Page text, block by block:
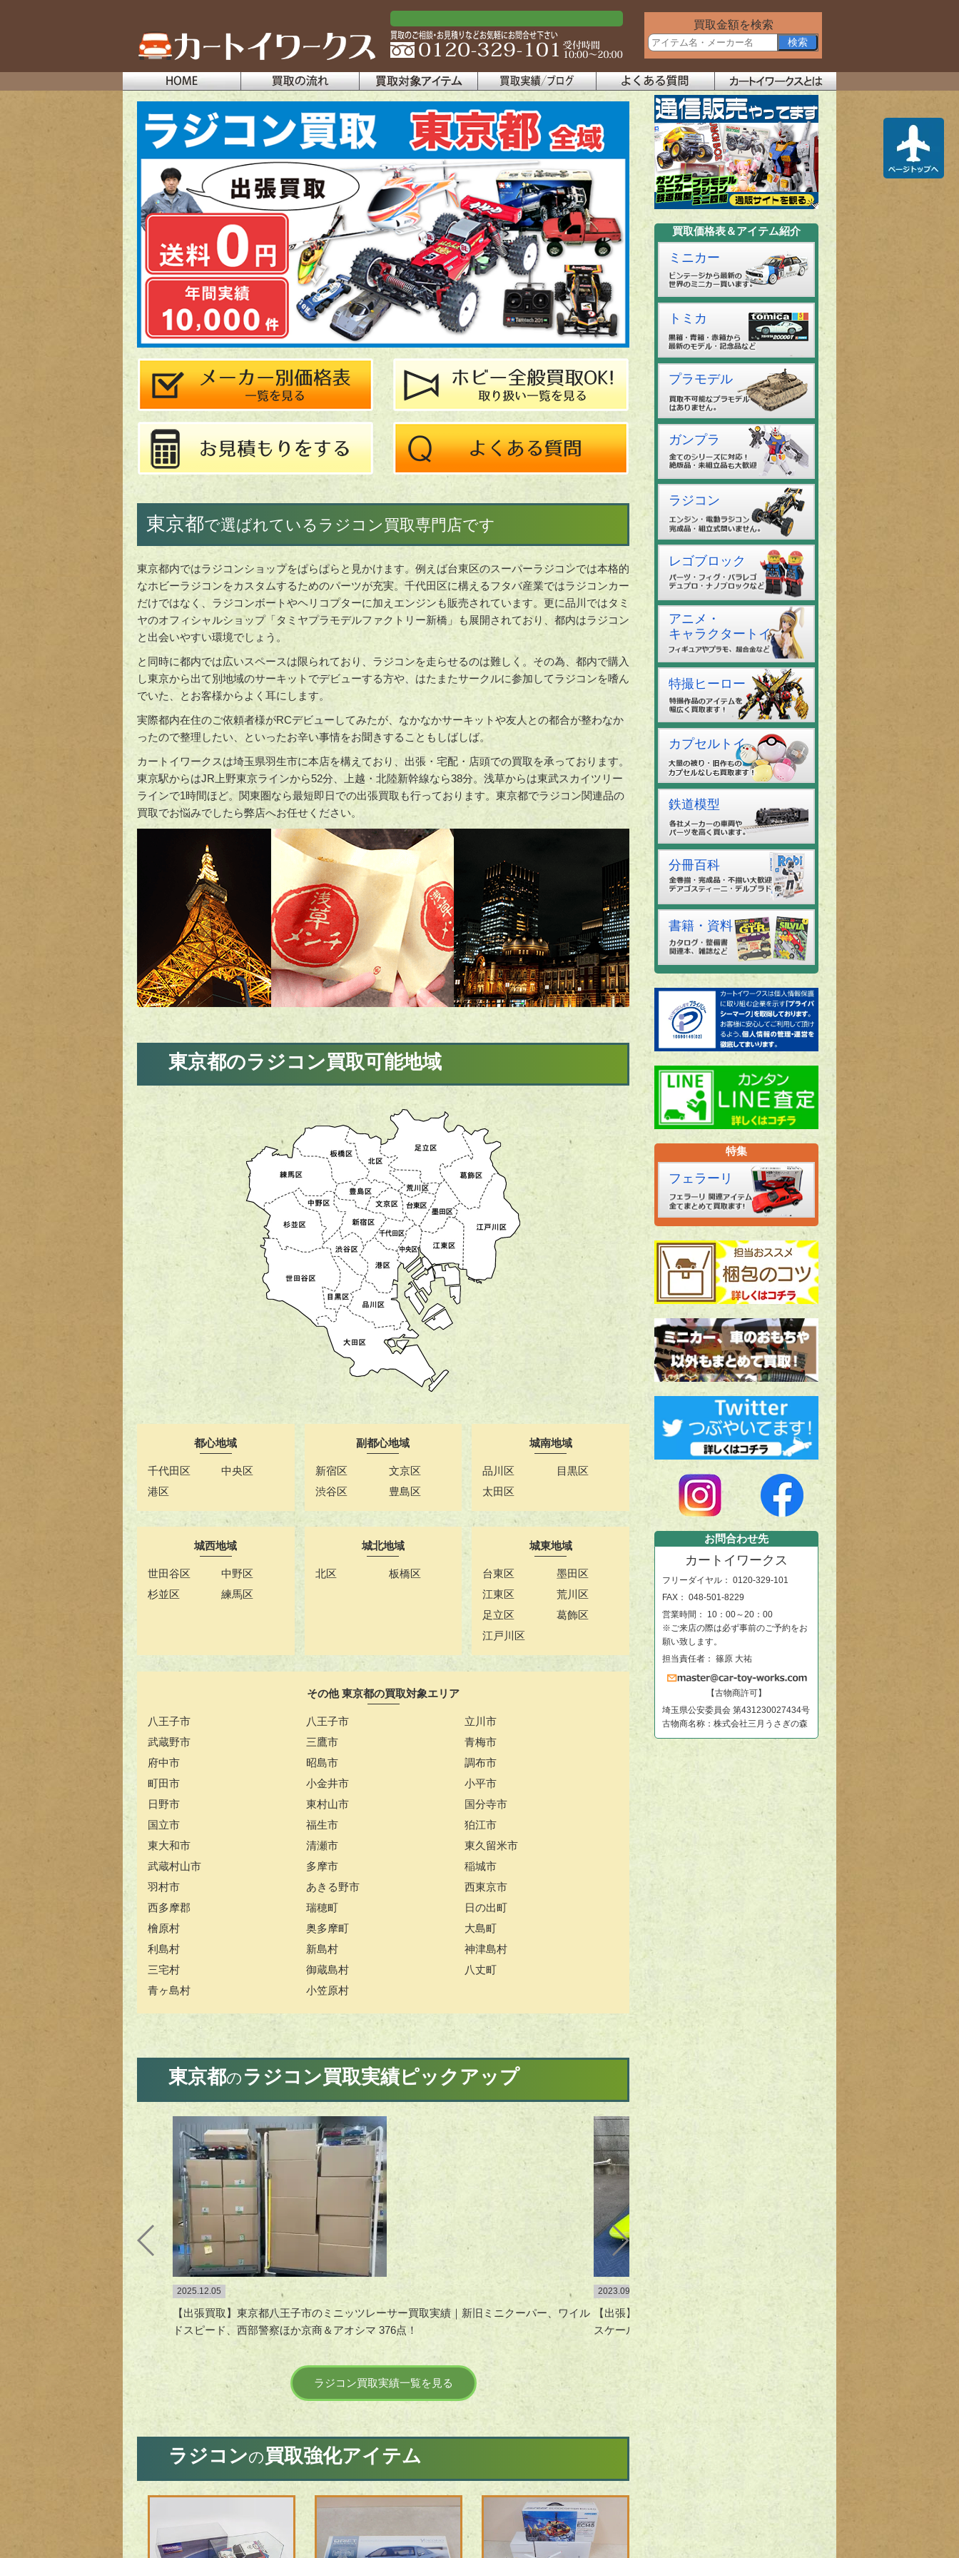
買取金額を検索
東京都で選ばれているラジコン買取専門店です
東京都内ではラジコンショップをぱらぱらと見かけます。例えば台東区のスーパーラジコンでは本格的
なホビーラジコンをカスタムするためのパーツが充実。千代田区に構えるフタバ産業ではラジコンカー
だけではなく、ラジコンボートやヘリコプターに加えエンジンも販売されています。更に品川ではタミ
ヤのオフィシャルショップ「タミヤプラモデルファクトリー新橋」も展開されており、都内はラジコン
と出会いやすい環境でしょう。
と同時に都内では広いスペースは限られており、ラジコンを走らせるのは難しく。その為、都内で購入
し東京から出て別地域のサーキットでデビューする方や、はたまたサークルに参加してラジコンを嗜ん
でいた、とお客様からよく耳にします。
実際都内在住のご依頼者様がRCデビューしてみたが、なかなかサーキットや友人との都合が整わなか
ったので整理したい、といったお辛い事情をお聞きすることもしばしば。
カートイワークスは埼玉県羽生市に本店を構えており、出張・宅配・店頭での買取を承っております。
東京駅からはJR上野東京ラインから52分、上越・北陸新幹線なら38分。浅草からは東武スカイツリー
ラインで1時間ほど。関東圏なら最短即日での出張買取も行っております。東京都でラジコン関連品の
買取でお悩みでしたら弊店へお任せください。
東京都のラジコン買取可能地域
都心地域
千代田区
中央区
港区
副都心地域
新宿区
文京区
渋谷区
豊島区
城南地域
品川区
目黒区
太田区
城西地域
世田谷区
中野区
杉並区
練馬区
城北地域
北区 板橋区
城東地域
台東区
墨田区
江東区
荒川区
足立区
葛飾区
江戸川区
その他 東京都の買取対象エリア
八王子市 八王子市
立川市
武蔵野市
三鷹市
青梅市
府中市
昭島市
調布市
町田市
小金井市
小平市
日野市
東村山市
国分寺市
国立市
福生市
狛江市
東大和市
清瀬市
東久留米市
武蔵村山市
多摩市
稲城市
羽村市
あきる野市
西東京市
西多摩郡
瑞穂町
日の出町
檜原村
奥多摩町
大島町
利島村
新島村
神津島村
三宅村
御蔵島村
八丈町
青ヶ島村
小笠原村
東京都の ラジコン買取実績ピックアップ
2025.12.05
【出張買取】東京都八王子市のミニッツレーサー買取実績｜新旧ミニクーパー、ワイル
ドスピード、西部警察ほか京商＆アオシマ 376点！
2023.09.27
【出張】東京都町田市のラジコン買取実績｜Roban「B222 スネークアイズ
スケール ヘリコプター/ARF」
ラジコン買取実績一覧を見る
ラジコンの買取強化アイテム
買取価格表＆アイテム紹介
ミニカー
トミカ
プラモデル
ガンプラ
ラジコン
レゴブロック
アニメ・
キャラクタートイ
特撮ヒーロー
カプセルトイ
鉄道模型
分冊百科
書籍・資料
特集
フェラーリ
お問合わせ先
カートイワークス
フリーダイヤル： 0120-329-101
FAX： 048-501-8229
営業時間： 10：00～20：00
※ご来店の際は必ず事前のご予約をお
願い致します。
担当責任者： 篠原 大祐
【古物商許可】
埼玉県公安委員会 第431230027434号
古物商名称：株式会社三月うさぎの森